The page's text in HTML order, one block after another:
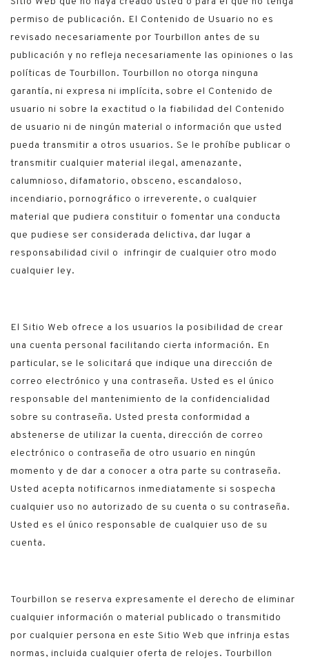
permiso de publicación. El Contenido de Usuario no es
revisado necesariamente por Tourbillon antes de su
publicación y no refleja necesariamente las opiniones o las
políticas de Tourbillon. Tourbillon no otorga ninguna
garantía, ni expresa ni implícita, sobre el Contenido de
usuario ni sobre la exactitud o la fiabilidad del Contenido
de usuario ni de ningún material o información que usted
pueda transmitir a otros usuarios. Se le prohíbe publicar o
transmitir cualquier material ilegal, amenazante,
calumnioso, difamatorio, obsceno, escandaloso,
incendiario, pornográfico o irreverente, o cualquier
material que pudiera constituir o fomentar una conducta
que pudiese ser considerada delictiva, dar lugar a
responsabilidad civil o infringir de cualquier otro modo
cualquier ley.
El Sitio Web ofrece a los usuarios la posibilidad de crear
una cuenta personal facilitando cierta información. En
particular, se le solicitará que indique una dirección de
correo electrónico y una contraseña. Usted es el único
responsable del mantenimiento de la confidencialidad
sobre su contraseña. Usted presta conformidad a
abstenerse de utilizar la cuenta, dirección de correo
electrónico o contraseña de otro usuario en ningún
momento y de dar a conocer a otra parte su contraseña.
Usted acepta notificarnos inmediatamente si sospecha
cualquier uso no autorizado de su cuenta o su contraseña.
Usted es el único responsable de cualquier uso de su
cuenta.
Tourbillon se reserva expresamente el derecho de eliminar
cualquier información o material publicado o transmitido
por cualquier persona en este Sitio Web que infrinja estas
normas, incluida cualquier oferta de relojes. Tourbillon